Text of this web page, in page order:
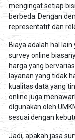
mengingat setiap
berbeda. Dengan
representatif dan
Biaya adalah hal
survey online
harga yang
layanan yang tidak
kualitas data yang
online juga
digunakan oleh
sesuai dengan
Jadi, apakah jasa